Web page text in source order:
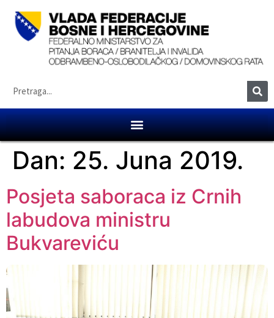
Dan: 25. Juna 2019.
Posjeta saboraca iz Crnih
labudova ministru
Bukvareviću